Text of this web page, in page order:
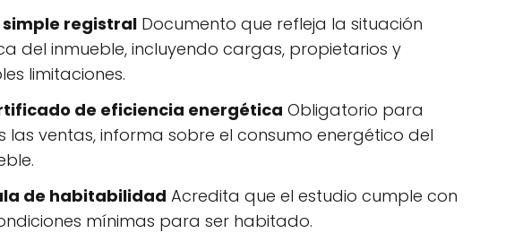
simple registral Documento que refleja la situación
del inmueble, incluyendo cargas, propietarios y
limitaciones.
de eficiencia energética Obligatorio para
las ventas, informa sobre el consumo energético del
de habitabilidad Acredita que el estudio cumple con
mínimas para ser habitado.